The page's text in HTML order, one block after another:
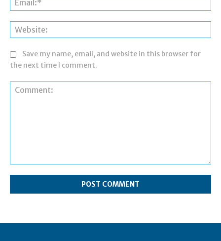
Save my name, email, and website in this browser for
the next time I comment.